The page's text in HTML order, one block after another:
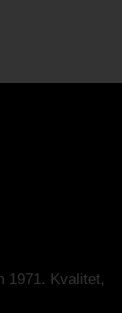
1971. Kvalitet,